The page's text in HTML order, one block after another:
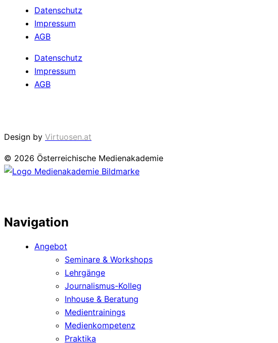
Datenschutz
Impressum
AGB
Datenschutz
Impressum
AGB
Design by Virtuosen.at
© 2026 Österreichische Medienakademie
Navigation
Angebot
Seminare & Workshops
Lehrgänge
Journalismus-Kolleg
Inhouse & Beratung
Medientrainings
Medienkompetenz
Praktika